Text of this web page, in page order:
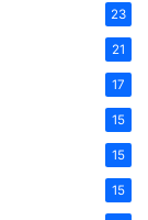
23
21
17
15
15
15